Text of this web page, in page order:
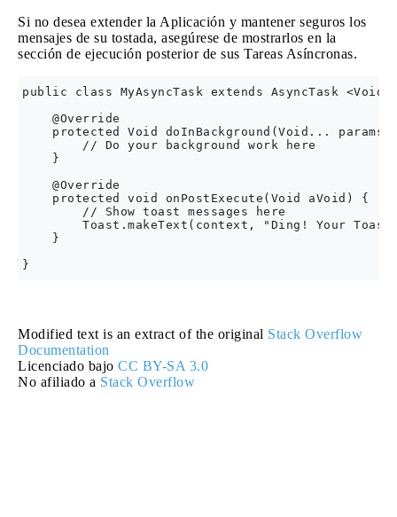
Si no desea extender la Aplicación y mantener seguros los
mensajes de su tostada, asegúrese de mostrarlos en la
sección de ejecución posterior de sus Tareas Asíncronas.
public class MyAsyncTask extends AsyncTask
    @Override
protected Void doInBackground(Void... params)
        // Do your background work here
    }
    @Override
    protected void onPostExecute(Void aVoid) {
        // Show toast messages here
Toast.makeText(context, "Ding! Your
    }
Modified text is an extract of the original Stack Overflow
Documentation
Licenciado bajo CC BY-SA 3.0
No afiliado a Stack Overflow